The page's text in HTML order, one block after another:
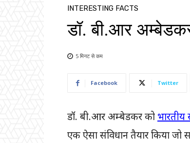
INTERESTING FACTS
डॉ. बी.आर
5 मिनट सेकम
Facebook Twitter
डॉ. बी.आर अम्बेडकर को भारतीय
एक ऐसा संविधान तैयार किया जो